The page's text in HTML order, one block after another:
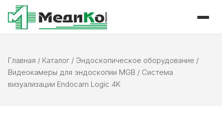
Главная / Каталог / Эндоскопическое оборудование /
Видеокамеры для эндоскопии MGB / Система
визуализации Endocam Logic 4K